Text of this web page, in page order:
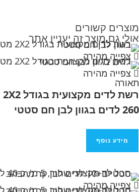
מוצרים קשורים
אולי גם מוצר זה יעניין אתך
צפייה מהירה
צפייה מהירה
תאורה
260 לדים בגוון לבן חם סטטי
מידע נוסף
צפייה מהירה